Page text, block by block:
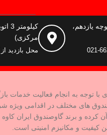
یازدهم،
مرکزی)
محل بازدید از
توجه به انجام فعالیت خدمات
های مختلف در اقدامی ویژه
کیفیت و مکانیزم امنیتی است.